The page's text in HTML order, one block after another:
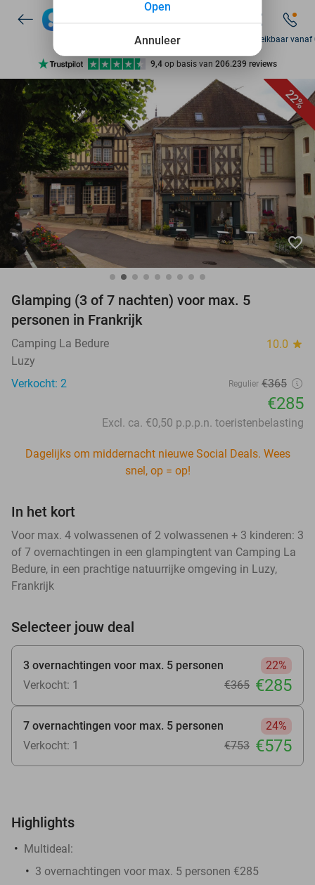
Ontdek 15.000+ deals
7 dagen per week beschikbaar
10+ miljoen leden
9,4 op basis van206.239 reviews
Ontdek 15.000+ deals
7 dagen per week beschikbaar
10+ miljoen leden
Zo bereikbaar
22%
favorite_border
Glamping (3 of 7 nachten) voor max. 5
personen in Frankrijk
Camping La Bedure 10.0 star
Luzy
Verkocht: 2
Regulier €365
€285
Excl. ca. €0,50 p.p.p.n. toeristenbelasting
Dagelijks om middernacht nieuwe Social Deals. Wees
snel, op = op!
In het kort
Voor max. 4 volwassenen of 2 volwassenen + 3 kinderen: 3
of 7 overnachtingen in een glampingtent van Camping La
Bedure, in een prachtige natuurrijke omgeving in Luzy,
Frankrijk
Selecteer jouw deal
3 overnachtingen voor max. 5 personen
22%
Verkocht: 1
€365 €285
7 overnachtingen voor max. 5 personen
24%
Verkocht: 1
€753 €575
Highlights
Multideal:
3 overnachtingen voor max. 5 personen €285
Annuleer
Open